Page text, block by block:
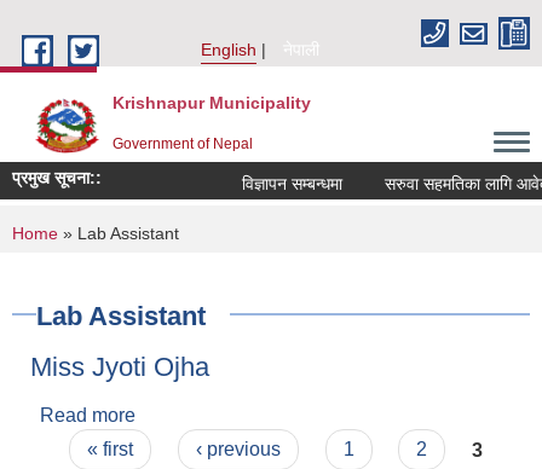
English
नेपाली
Krishnapur Municipality
Government of Nepal
प्रमुख सूचना:: विज्ञापन सम्बन्धमा सरुवा सहमतिका लागि
You are here
Home » Lab Assistant
Lab Assistant
Miss Jyoti Ojha
Read more
Pages
« first ‹ previous 1 2 3